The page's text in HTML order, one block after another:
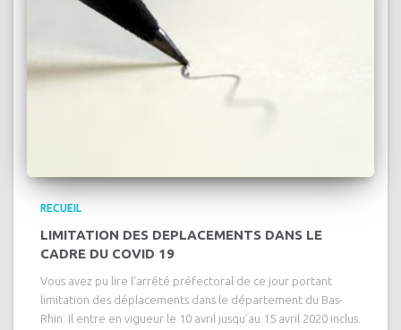
RECUEIL
LIMITATION DES DEPLACEMENTS DANS LE
CADRE DU COVID 19
Vous avez pu lire l’arrêté préfectoral de ce jour portant
limitation des déplacements dans le département du Bas-
Rhin. Il entre en vigueur le 10 avril jusqu’au 15 avril 2020 inclus.